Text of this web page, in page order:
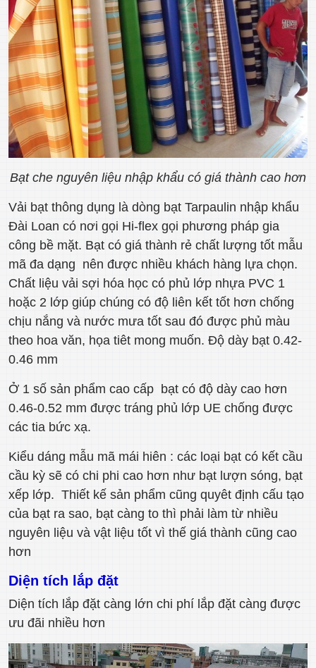
Bạt che nguyên liệu nhập khẩu có giá thành cao hơn
Vải bạt thông dụng là dòng bạt Tarpaulin nhập khẩu
Đài Loan có nơi gọi Hi-flex gọi phương pháp gia
công bề mặt. Bạt có giá thành rẻ chất lượng tốt mẫu
mã đa dạng nên được nhiều khách hàng lựa chọn.
Chất liệu vải sợi hóa học có phủ lớp nhựa PVC 1
hoặc 2 lớp giúp chúng có độ liên kết tốt hơn chống
chịu nắng và nước mưa tốt sau đó được phủ màu
theo hoa văn, họa tiêt mong muốn. Độ dày bạt 0.42-
0.46 mm
Ở 1 số sản phẩm cao cấp bạt có độ dày cao hơn
0.46-0.52 mm được tráng phủ lớp UE chống được
các tia bức xạ.
Kiểu dáng mẫu mã mái hiên : các loại bạt có kết cầu
cầu kỳ sẽ có chi phi cao hơn như bạt lượn sóng, bạt
xếp lớp. Thiết kế sản phẩm cũng quyêt định cấu tạo
của bạt ra sao, bạt càng to thì phải làm từ nhiều
nguyên liệu và vật liệu tốt vì thế giá thành cũng cao
hơn
Diện tích lắp đặt
Diện tích lắp đặt càng lớn chi phí lắp đặt càng được
ưu đãi nhiều hơn